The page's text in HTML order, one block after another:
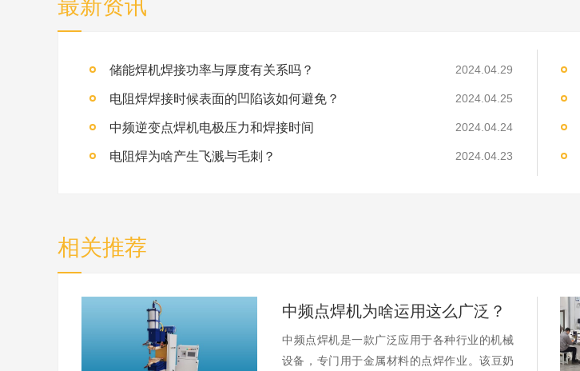
储能焊机焊接功率与厚度有关系吗？ 2024.04.29
电阻焊焊接时候表面的凹陷该如何避免？ 2024.04.25
中频逆变点焊机电极压力和焊接时间 2024.04.24
电阻焊为啥产生飞溅与毛刺？ 2024.04.23
相关推荐
中频点焊机为啥运用这么广泛？
中频点焊机是一款广泛应用于各种行业的机械
设备，专门用于金属材料的点焊作业。该豆奶